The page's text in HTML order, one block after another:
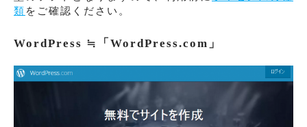
類 をご確認ください。
WordPress ≒「WordPress.com」